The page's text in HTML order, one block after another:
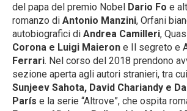
del papa del premio Nobel Dario Fo e
romanzo di Antonio Manzini, Orfani
autobiografici di Andrea Camilleri,
Corona e Luigi Maieron e Il segreto e
Ferrari. Nel corso del 2018 prendono
sezione aperta agli autori stranieri, tra cui
Sunjeev Sahota, David Chariandy e
París e la serie “Altrove”, che ospita